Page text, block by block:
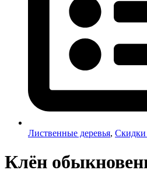
Лиственные деревья, Скидки
Клён